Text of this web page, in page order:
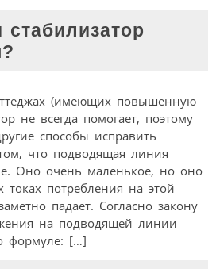
(имеющих повышенную
не всегда помогает, поэтому
способы исправить
что подводящая линия
Оно очень маленькое, но оно
потребления на этой
падает. Согласно закону
на подводящей линии
формуле: […]